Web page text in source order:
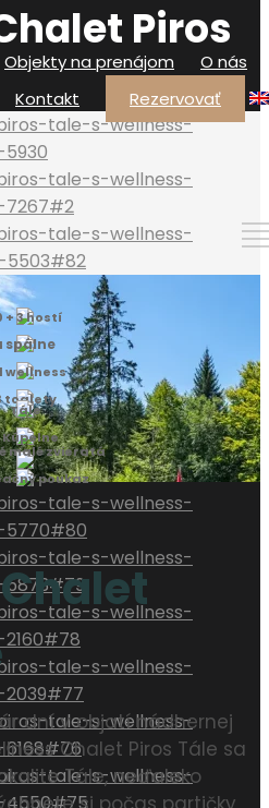
Objekty na prenájom
O nás
Kontakt Rezervovať
Piros
+ 3 hostí
spálne
wellness
toalety
Tále
Kúpelne
malé zvieratá
poukaz
dní v objatí nádhernej
Chalet Piros Tále sa
Tále, neďaleko